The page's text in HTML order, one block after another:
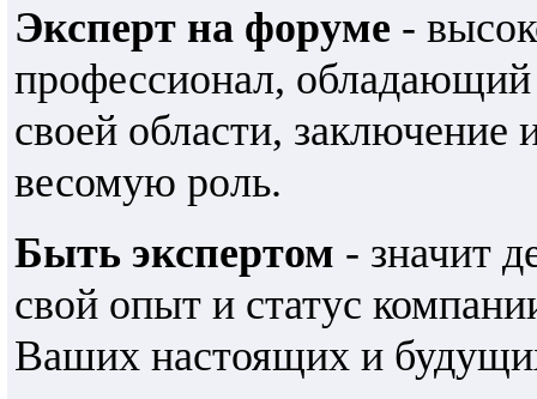
Эксперт на форуме -
профессионал,
своей области,
весомую роль.
Быть экспертом - значит
свой опыт и статус
Ваших настоящих и